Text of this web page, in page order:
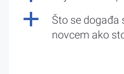
a
Što se događa
novcem ako